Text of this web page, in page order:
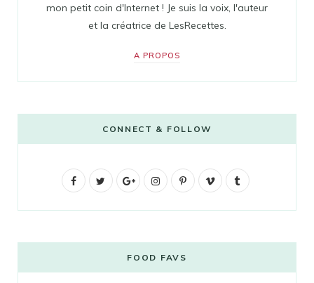
mon petit coin d'Internet ! Je suis la voix, l'auteur
et la créatrice de LesRecettes.
A PROPOS
CONNECT & FOLLOW
F
b
t
G
g
l
I
t
a
P
e
V
o
l
FOOD FAVS